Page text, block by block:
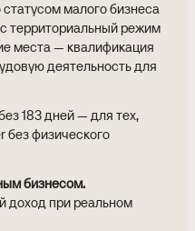
малого бизнеса
территориальный режим
места — квалификация
деятельность для
183 дней — для тех,
без физического
бизнесом.
доход при реальном